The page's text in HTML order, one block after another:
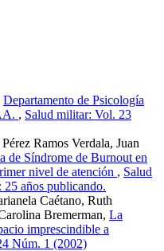
Departamento de Psicología
, Salud militar: Vol. 23
Ramos Verdala, Juan
de Síndrome de Burnout en
nivel de atención , Salud
años publicando.
Caétano, Ruth
Bremerman, La
imprescindible a
Núm. 1 (2002)